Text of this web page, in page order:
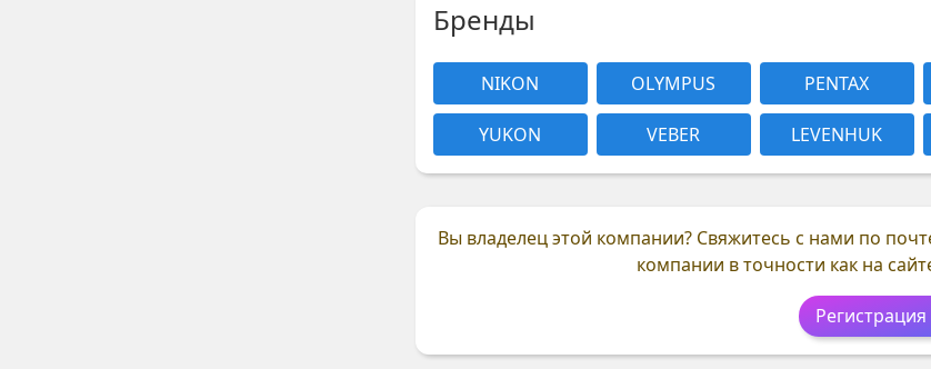
Бренды
NIKON OLYMPUS PENTAX
YUKON VEBER LEVENHUK
Вы владелец этой компании? Свяжитесь с нами по
компании в точности как на